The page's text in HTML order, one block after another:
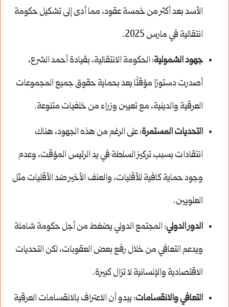
الأسد بعد أكثر من خمسة عقود، مما أدى إلى تشكيل حكومة
انتقالية في مارس 2025.
جهود الشمولية: الحكومة الانتقالية، بقيادة أحمد الشرع،
أصدرت دستورًا مؤقتًا يعد بحماية حقوق جميع المجموعات
العرقية والدينية، مع تعيين وزراء من خلفيات متنوعة.
التحديات المستمرة: على الرغم من هذه الجهود، هناك
انتقادات بسبب تركيز السلطة في يد الرئيس المؤقت، وعدم
وجود حماية كافية للأقليات، والعنف الأخير ضد الأقليات مثل
العلويين.
الدور الدولي: المجتمع الدولي يضغط من أجل حكومة شاملة
ويدعم التعافي من خلال رفع بعض العقوبات، لكن التحديات
الاقتصادية والإنسانية لا تزال كبيرة.
التعافي والانقسامات: يبدو أن الاعتراف بالانقسامات العرقية